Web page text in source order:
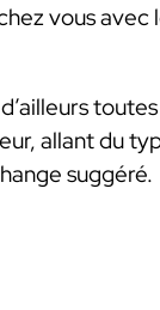
vous avec
allant du
suggéré.